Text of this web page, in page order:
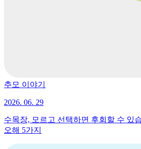
추모 이야기
2026. 06. 29
수목장, 모르고 선택하면 후회할 수 있
오해 5가지